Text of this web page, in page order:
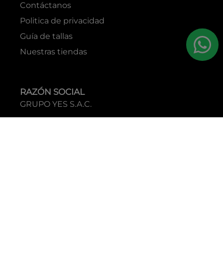
Contáctanos
Politica de privacidad
Guía de tallas
Nuestras tiendas
RAZÓN SOCIAL
GRUPO YES S.A.C.